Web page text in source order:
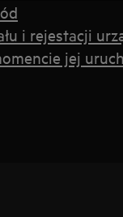
i rejestacji
jej